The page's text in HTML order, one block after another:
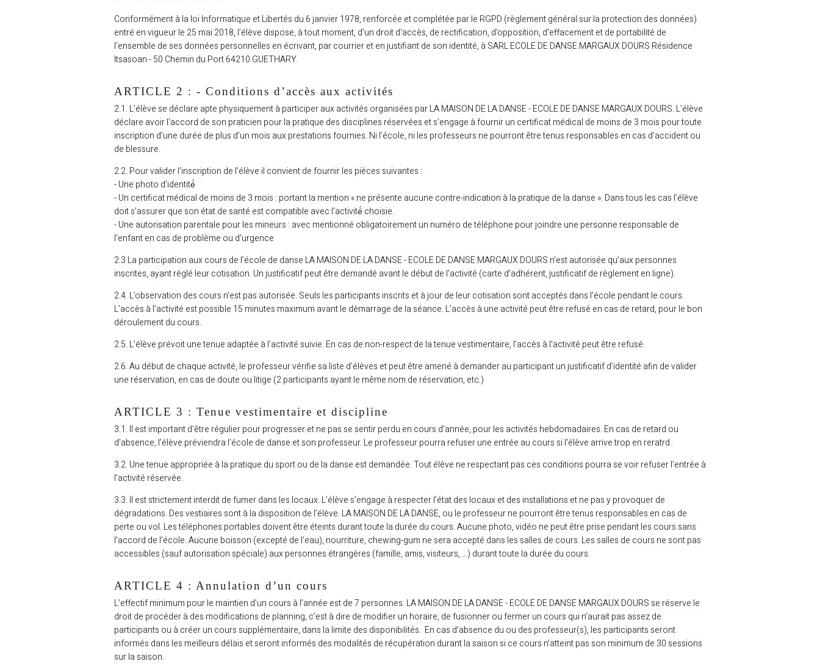
Conformément à la loi Informatique et Libertés du 6 janvier 1978, renforcée et complétée par le RGPD (règlement général sur la protection des données)
entré en vigueur le 25 mai 2018, l’élève dispose, à tout moment, d'un droit d'accès, de rectification, d'opposition, d'effacement et de portabilité de
l'ensemble de ses données personnelles en écrivant, par courrier et en justifiant de son identité, à SARL ECOLE DE DANSE MARGAUX DOURS Résidence
Itsasoan - 50 Chemin du Port 64210 GUETHARY.
ARTICLE 2 : - Conditions d’accès aux activités
2.1. L’élève se déclare apte physiquement à participer aux activités organisées par LA MAISON DE LA DANSE - ECOLE DE DANSE MARGAUX DOURS. L’élève
déclare avoir l’accord de son praticien pour la pratique des disciplines réservées et s’engage à fournir un certificat médical de moins de 3 mois pour toute
inscription d’une durée de plus d’un mois aux prestations fournies. Ni l’école, ni les professeurs ne pourront être tenus responsables en cas d’accident ou
de blessure.
2.2. Pour valider l’inscription de l’élève il convient de fournir les pièces suivantes :
- Une photo d’identité́
- Un certificat médical de moins de 3 mois : portant la mention « ne présente aucune contre-indication à la pratique de la danse ». Dans tous les cas l’élève
doit s’assurer que son état de santé est compatible avec l’activité́ choisie.
- Une autorisation parentale pour les mineurs : avec mentionné obligatoirement un numéro de téléphone pour joindre une personne responsable de
l’enfant en cas de problème ou d’urgence
2.3 La participation aux cours de l’école de danse LA MAISON DE LA DANSE - ECOLE DE DANSE MARGAUX DOURS n’est autorisée qu’aux personnes
inscrites, ayant réglé leur cotisation. Un justificatif peut être demandé avant le début de l’activité (carte d’adhérent, justificatif de règlement en ligne).
2.4. L’observation des cours n’est pas autorisée. Seuls les participants inscrits et à jour de leur cotisation sont acceptés dans l’école pendant le cours.
L’accès à l’activité est possible 15 minutes maximum avant le démarrage de la séance. L’accès à une activité peut être refusé en cas de retard, pour le bon
déroulement du cours.
2.5. L’élève prévoit une tenue adaptée à l’activité suivie. En cas de non-respect de la tenue vestimentaire, l’accès à l’activité peut être refusé.
2.6. Au début de chaque activité, le professeur vérifie sa liste d’élèves et peut être amené à demander au participant un justificatif d’identité afin de valider
une réservation, en cas de doute ou litige (2 participants ayant le même nom de réservation, etc.)
ARTICLE 3 : Tenue vestimentaire et discipline
3.1. Il est important d’être régulier pour progresser et ne pas se sentir perdu en cours d’année, pour les activités hebdomadaires. En cas de retard ou
d’absence, l’élève préviendra l’école de danse et son professeur. Le professeur pourra refuser une entrée au cours si l'élève arrive trop en reratrd.
3.2. Une tenue appropriée à la pratique du sport ou de la danse est demandée. Tout élève ne respectant pas ces conditions pourra se voir refuser l’entrée à
l’activité réservée.
3.3. Il est strictement interdit de fumer dans les locaux. L’élève s’engage à respecter l’état des locaux et des installations et ne pas y provoquer de
dégradations. Des vestiaires sont à la disposition de l’élève. LA MAISON DE LA DANSE, ou le professeur ne pourront être tenus responsables en cas de
perte ou vol. Les téléphones portables doivent être éteints durant toute la durée du cours. Aucune photo, vidéo ne peut être prise pendant les cours sans
l’accord de l’école. Aucune boisson (excepté de l’eau), nourriture, chewing-gum ne sera accepté dans les salles de cours. Les salles de cours ne sont pas
accessibles (sauf autorisation spéciale) aux personnes étrangères (famille, amis, visiteurs, …) durant toute la durée du cours.
ARTICLE 4 : Annulation d’un cours
L’effectif minimum pour le maintien d’un cours à l’année est de 7 personnes. LA MAISON DE LA DANSE - ECOLE DE DANSE MARGAUX DOURS se réserve le
droit de procéder à des modifications de planning, c’est à dire de modifier un horaire, de fusionner ou fermer un cours qui n’aurait pas assez de
participants ou à créer un cours supplémentaire, dans la limite des disponibilités. En cas d’absence du ou des professeur(s), les participants seront
informés dans les meilleurs délais et seront informés des modalités de récupération durant la saison si ce cours n’atteint pas son minimum de 30 sessions
sur la saison.